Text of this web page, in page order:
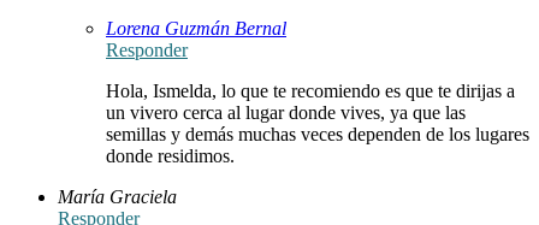
Lorena Guzmán Bernal
Responder
Hola, Ismelda, lo que te recomiendo es que te dirijas a
un vivero cerca al lugar donde vives, ya que las
semillas y demás muchas veces dependen de los lugares
donde residimos.
María Graciela
Responder